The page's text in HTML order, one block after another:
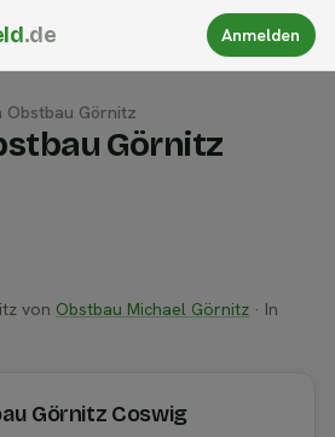
.de Anmelden
Obstbau Görnitz
Görnitz
von Obstbau Michael Görnitz · In
Görnitz Coswig